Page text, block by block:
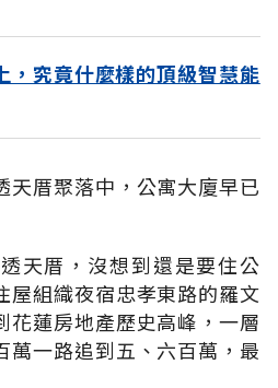
，究竟什麼樣的頂級智慧能
天厝聚落中，公寓大廈早已
天厝，沒想到還是要住公
屋組織夜宿忠孝東路的羅文
花蓮房地產歷史高峰，一層
萬一路追到五、六百萬，最